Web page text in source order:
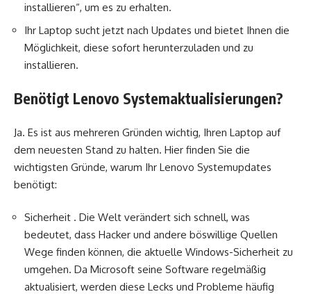
installieren“, um es zu erhalten.
Ihr Laptop sucht jetzt nach Updates und bietet Ihnen die
Möglichkeit, diese sofort herunterzuladen und zu
installieren.
Benötigt Lenovo Systemaktualisierungen?
Ja. Es ist aus mehreren Gründen wichtig, Ihren Laptop auf
dem neuesten Stand zu halten. Hier finden Sie die
wichtigsten Gründe, warum Ihr Lenovo Systemupdates
benötigt:
Sicherheit . Die Welt verändert sich schnell, was
bedeutet, dass Hacker und andere böswillige Quellen
Wege finden können, die aktuelle Windows-Sicherheit zu
umgehen. Da Microsoft seine Software regelmäßig
aktualisiert, werden diese Lecks und Probleme häufig